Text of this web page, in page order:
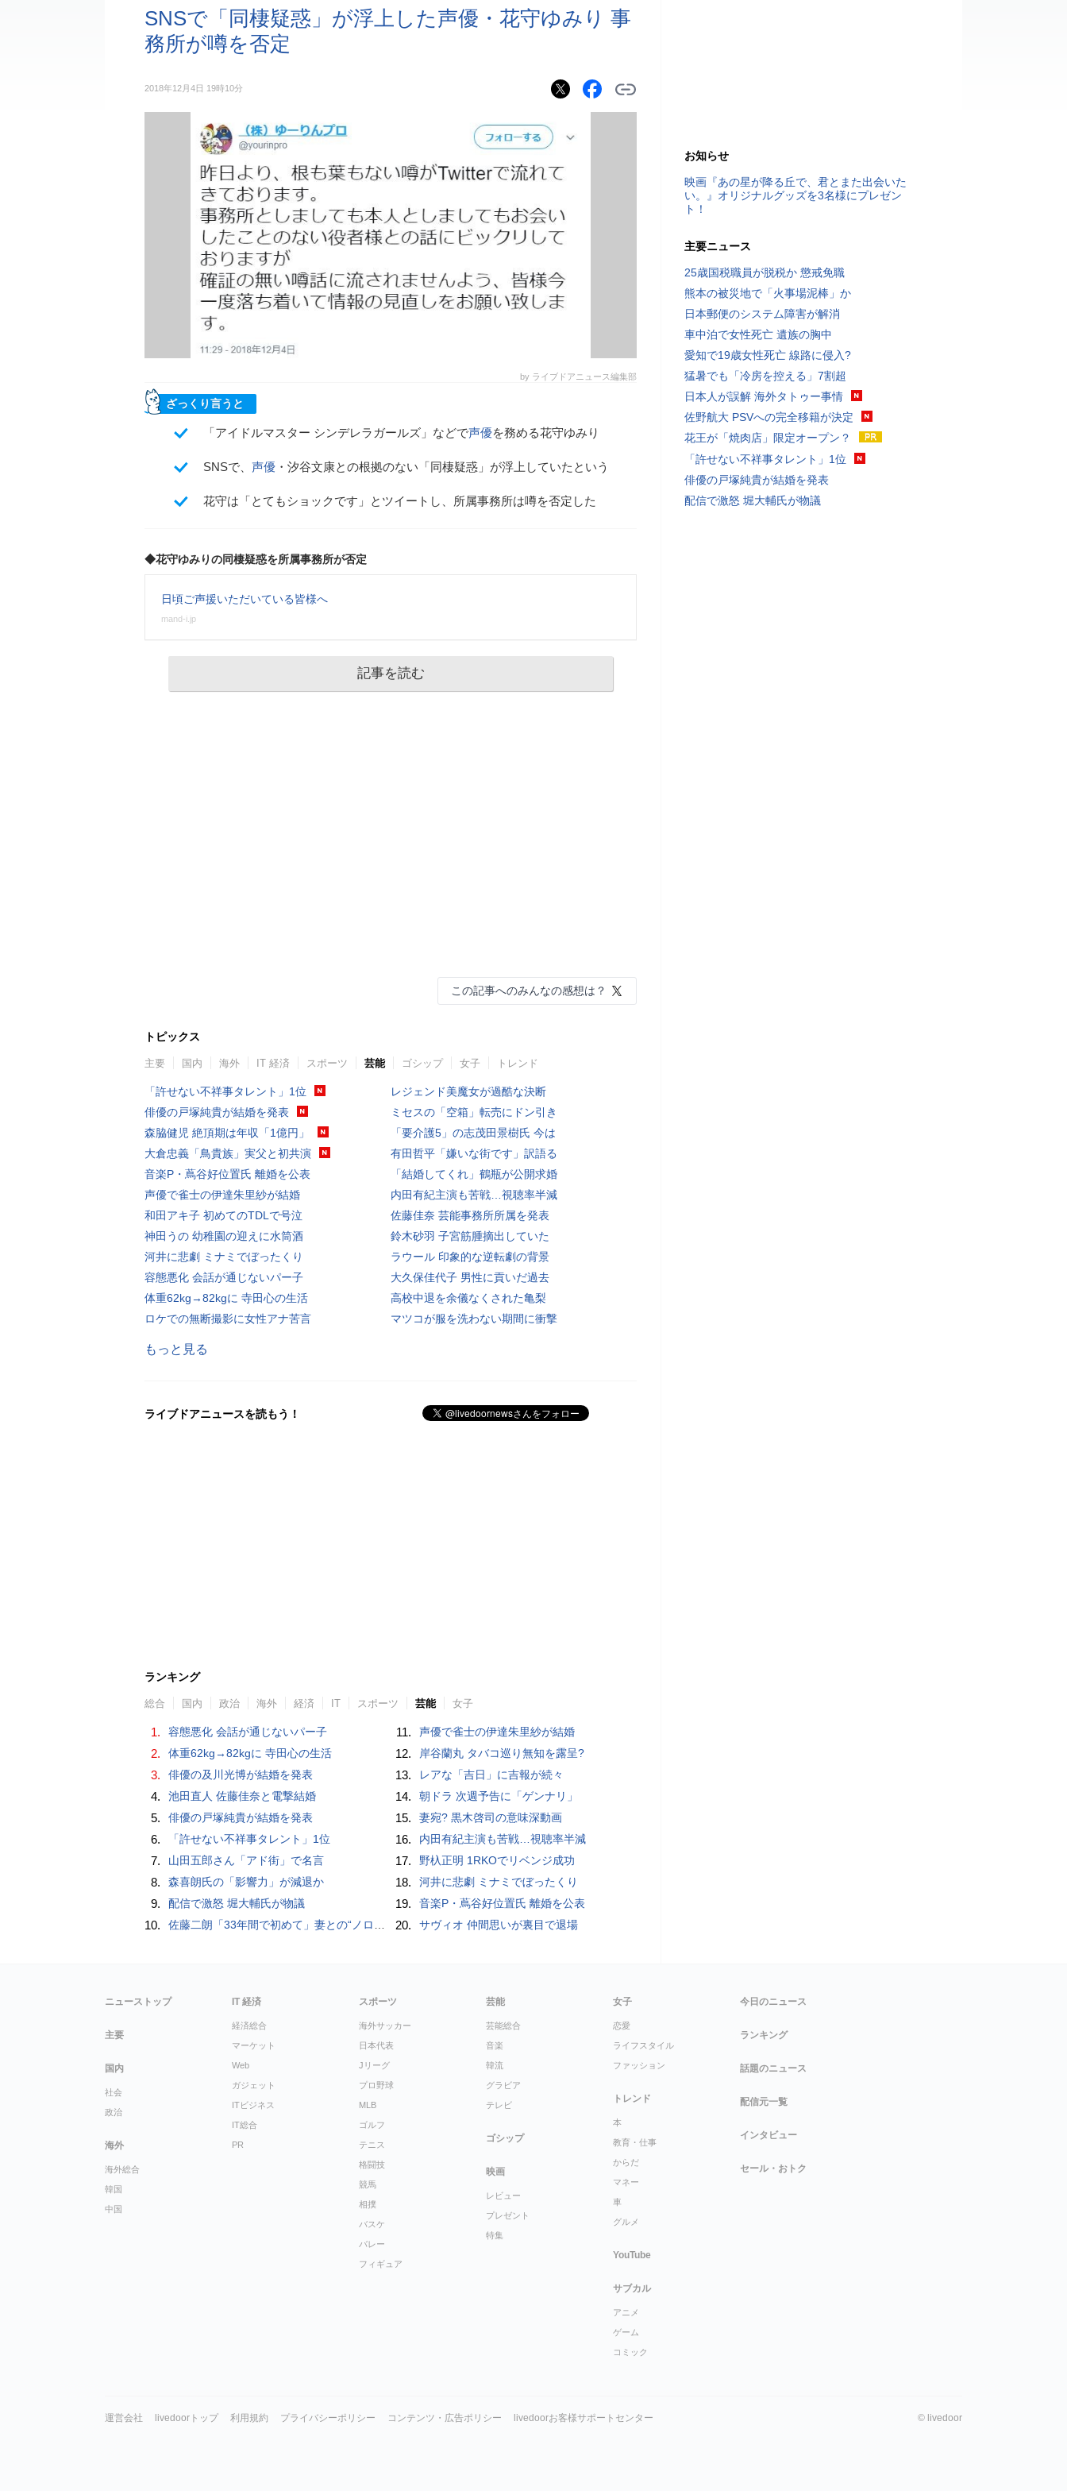
SNSで「同棲疑惑」が浮上した声優・花守ゆみり 事
務所が噂を否定
2018年12月4日 19時10分
by ライブドアニュース編集部
ざっくり言うと
「アイドルマスター シンデレラガールズ」などで声優を務める花守ゆみり
SNSで、 声優 ・汐谷文康との根拠のない「同棲疑惑」が浮上していたという
花守は「とてもショックです」とツイートし、所属事務所は噂を否定した
◆花守ゆみりの同棲疑惑を所属事務所が否定
日頃ご声援いただいている皆様へ
mand-i.jp
記事を読む
この記事へのみんなの感想は？
トピックス
主要 国内 海外 IT 経済 スポーツ 芸能 ゴシップ 女子 トレンド
「許せない不祥事タレント」1位
俳優の戸塚純貴が結婚を発表
森脇健児 絶頂期は年収「1億円」
大倉忠義「鳥貴族」実父と初共演
音楽P・蔦谷好位置氏 離婚を公表
声優で雀士の伊達朱里紗が結婚
和田アキ子 初めてのTDLで号泣
神田うの 幼稚園の迎えに水筒酒
河井に悲劇 ミナミでぼったくり
容態悪化 会話が通じないパー子
体重62kg→82kgに 寺田心の生活
ロケでの無断撮影に女性アナ苦言
レジェンド美魔女が過酷な決断
ミセスの「空箱」転売にドン引き
「要介護5」の志茂田景樹氏 今は
有田哲平「嫌いな街です」訳語る
「結婚してくれ」鶴瓶が公開求婚
内田有紀主演も苦戦…視聴率半減
佐藤佳奈 芸能事務所所属を発表
鈴木砂羽 子宮筋腫摘出していた
ラウール 印象的な逆転劇の背景
大久保佳代子 男性に貢いだ過去
高校中退を余儀なくされた亀梨
マツコが服を洗わない期間に衝撃
もっと見る
ライブドアニュースを読もう！
ランキング
総合 国内 政治 海外 経済 IT スポーツ 芸能 女子
1. 容態悪化 会話が通じないパー子
2. 体重62kg→82kgに 寺田心の生活
3. 俳優の及川光博が結婚を発表
4. 池田直人 佐藤佳奈と電撃結婚
5. 俳優の戸塚純貴が結婚を発表
6. 「許せない不祥事タレント」1位
7. 山田五郎さん「アド街」で名言
8. 森喜朗氏の「影響力」が減退か
9. 配信で激怒 堀大輔氏が物議
10. 佐藤二朗「33年間で初めて」妻との“ノロケ砲”に反響続々「威力抜群」「奥様かっこいい」
11. 声優で雀士の伊達朱里紗が結婚
12. 岸谷蘭丸 タバコ巡り無知を露呈?
13. レアな「吉日」に吉報が続々
14. 朝ドラ 次週予告に「ゲンナリ」
15. 妻宛? 黒木啓司の意味深動画
16. 内田有紀主演も苦戦…視聴率半減
17. 野杁正明 1RKOでリベンジ成功
18. 河井に悲劇 ミナミでぼったくり
19. 音楽P・蔦谷好位置氏 離婚を公表
20. サヴィオ 仲間思いが裏目で退場
お知らせ
映画『あの星が降る丘で、君とまた出会いた
い。』オリジナルグッズを3名様にプレゼン
ト！
主要ニュース
25歳国税職員が脱税か 懲戒免職
熊本の被災地で「火事場泥棒」か
日本郵便のシステム障害が解消
車中泊で女性死亡 遺族の胸中
愛知で19歳女性死亡 線路に侵入?
猛暑でも「冷房を控える」7割超
日本人が誤解 海外タトゥー事情
佐野航大 PSVへの完全移籍が決定
花王が「焼肉店」限定オープン？
「許せない不祥事タレント」1位
俳優の戸塚純貴が結婚を発表
配信で激怒 堀大輔氏が物議
ニューストップ
主要
国内
社会
政治
海外
海外総合
韓国
中国
IT 経済
経済総合
マーケット
Web
ガジェット
ITビジネス
IT総合
PR
スポーツ
海外サッカー
日本代表
Jリーグ
プロ野球
MLB
ゴルフ
テニス
格闘技
競馬
相撲
バスケ
バレー
フィギュア
芸能
芸能総合
音楽
韓流
グラビア
テレビ
ゴシップ
映画
レビュー
プレゼント
特集
女子
恋愛
ライフスタイル
ファッション
トレンド
本
教育・仕事
からだ
マネー
車
グルメ
YouTube
サブカル
アニメ
ゲーム
コミック
今日のニュース
ランキング
話題のニュース
配信元一覧
インタビュー
セール・おトク
運営会社 livedoorトップ 利用規約 プライバシーポリシー コンテンツ・広告ポリシー livedoorお客様サポートセンター © livedoor